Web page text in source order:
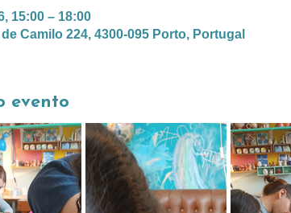
15:00 – 18:00
de Camilo 224, 4300-095 Porto, Portugal
evento